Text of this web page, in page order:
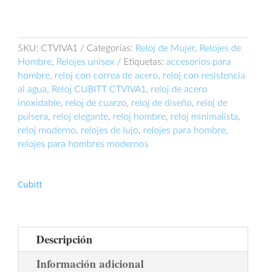
SKU: CTVIVA1 Categorías: Reloj de Mujer, Relojes de
Hombre, Relojes unisex Etiquetas: accesorios para
hombre, reloj con correa de acero, reloj con resistencia
al agua, Reloj CUBITT CTVIVA1 , reloj de acero
inoxidable, reloj de cuarzo, reloj de diseño, reloj de
pulsera, reloj elegante, reloj hombre, reloj minimalista,
reloj moderno, relojes de lujo, relojes para hombre,
relojes para hombres modernos
Cubitt
Descripción
Información adicional